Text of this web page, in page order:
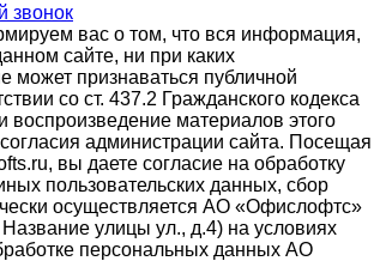
звонок
вас о том, что вся информация,
сайте, ни при каких
может признаваться публичной
со ст. 437.2 Гражданского кодекса
воспроизведение материалов этого
администрации сайта. Посещая
вы даете согласие на обработку
пользовательских данных, сбор
осуществляется АО «Офислофтс»
улицы ул., д.4) на условиях
персональных данных АО